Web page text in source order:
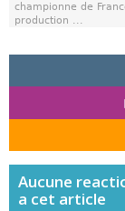
championne de
production ...
Aucune
a cet article